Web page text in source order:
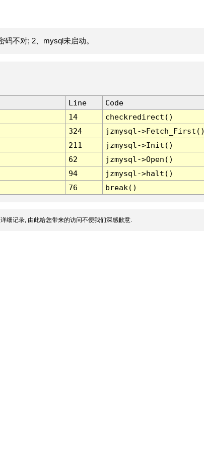
不对; 2、mysql未启动。
Line
Code
14
checkredirect()
324
jzmysql-
211
jzmysql->Init()
62
jzmysql->Open()
94
jzmysql->halt()
76 break()
细记录, 由此给您带来的访问不便我们深感歉意.